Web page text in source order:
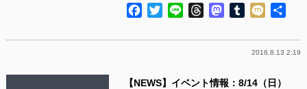
Facebook
TwitterLine ThreadsMastodon
Tumblr
Mixi
2016.8.13 2:19
【NEWS】イベント情報：8/14（日）